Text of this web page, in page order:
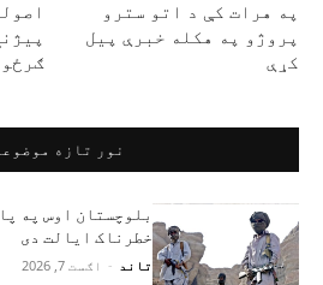
په هرات کې د اتو سترو
پروژو په هکله خبرې پیل
کړې
نور تازه
بلوچستان اوس په
خطرناک ایالت دی
تاند - اګست 7, 2026